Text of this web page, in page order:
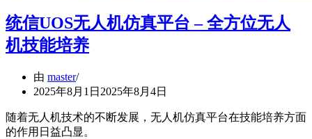
统信UOS无人机仿真平台 – 全方位无人
机技能培养
由 master
2025年8月1日 2025年8月4日
随着无人机技术的不断发展，无人机仿真平台在技能培养方面
的作用日益凸显。